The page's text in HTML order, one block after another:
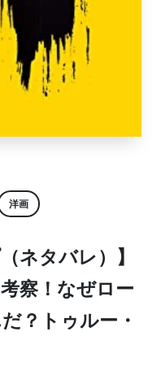
洋画
ネタバレ）】
察！なぜロー
？トゥルー・